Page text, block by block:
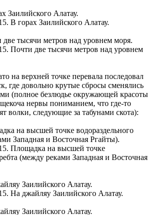
В горах Заилийского Алатау.
Почти две тысячи метров над уровнем
на верхней точке перевала последовал
где довольно крутые сбросы сменялись
(полное безлюдье окружающей красоты
нервы пониманием, что где-то
волки, следующие за табунами скота):
Площадка на высшей точке
(между реками Западная и Восточная
На джайляу Заилийского Алатау.